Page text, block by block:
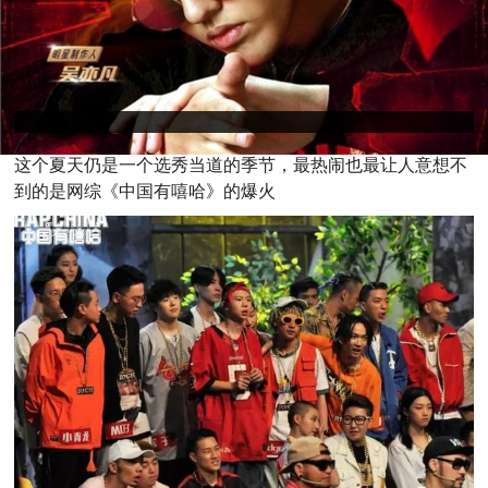
这个夏天仍是一个选秀当道的季节，最热闹也最让人意想不
到的是网综《中国有嘻哈》的爆火